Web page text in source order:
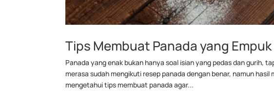
Tips Membuat Panada yang
Panada yang enak bukan hanya soal isian yang pedas dan gurih,
merasa sudah mengikuti resep panada dengan benar, namun
mengetahui tips membuat panada agar...